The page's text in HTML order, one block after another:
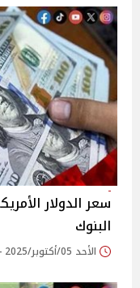
البنوك
الأحد 05/أكتوبر/2025 - 10:52 ص